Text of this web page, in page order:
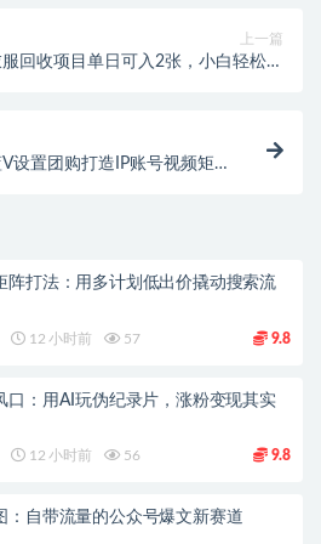
上一篇
回收项目单日可入2张，小白轻松上
设置团购打造IP账号视频矩
阵打法：用多计划低出价撬动搜索流
12 小时前 57 9.8
口：用AI玩伪纪录片，涨粉变现其实
12 小时前 56 9.8
：自带流量的公众号爆文新赛道